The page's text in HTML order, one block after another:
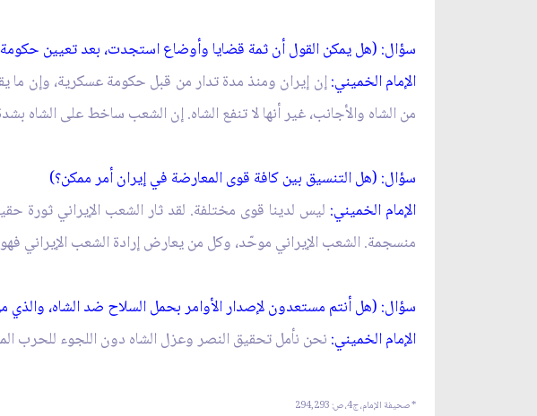
سؤال: (هل يمكن القول أن ثمة قضايا وأوضاع استجدت، بعد تعيين
الإمام الخميني:إن إيران ومنذ مدة تدار من قبل حكومة عسكرية، وإن ما
من الشاه والأجانب، غير أنها لا تنفع الشاه. إن الشعب ساخط على
سؤال: (هل التنسيق بين كافة قوى المعارضة في إيران أمر ممكن؟)
الإمام الخميني: ليس لدينا قوى مختلفة. لقد ثار الشعب الإيراني ثورة
منسجمة. الشعب الإيراني موحّد، وكل من يعارض إرادة الشعب الإيراني
سؤال: (هل أنتم مستعدون لإصدار الأوامر بحمل السلاح ضد الشاه، والذي
الإمام الخميني: نحن نأمل تحقيق النصر وعزل الشاه دون اللجوء للحرب
*صحيفة الإمام، ج‏4، ص: 294,293